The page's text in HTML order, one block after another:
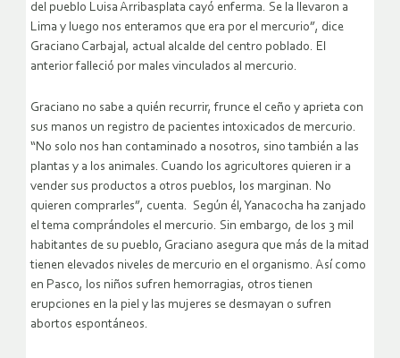
del pueblo Luisa Arribasplata cayó enferma. Se la llevaron a
Lima y luego nos enteramos que era por el mercurio”, dice
Graciano Carbajal, actual alcalde del centro poblado. El
anterior falleció por males vinculados al mercurio.
Graciano no sabe a quién recurrir, frunce el ceño y aprieta con
sus manos un registro de pacientes intoxicados de mercurio.
“No solo nos han contaminado a nosotros, sino también a las
plantas y a los animales. Cuando los agricultores quieren ir a
vender sus productos a otros pueblos, los marginan. No
quieren comprarles”, cuenta. Según él, Yanacocha ha zanjado
el tema comprándoles el mercurio. Sin embargo, de los 3 mil
habitantes de su pueblo, Graciano asegura que más de la mitad
tienen elevados niveles de mercurio en el organismo. Así como
en Pasco, los niños sufren hemorragias, otros tienen
erupciones en la piel y las mujeres se desmayan o sufren
abortos espontáneos.